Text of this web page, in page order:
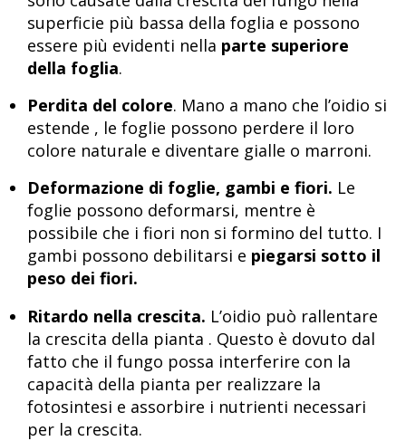
superficie più bassa della foglia e possono
essere più evidenti nella parte superiore
della foglia.
Perdita del colore. Mano a mano che l’oidio si
estende , le foglie possono perdere il loro
colore naturale e diventare gialle o marroni.
Deformazione di foglie, gambi e fiori. Le
foglie possono deformarsi, mentre è
possibile che i fiori non si formino del tutto. I
gambi possono debilitarsi e piegarsi sotto il
peso dei fiori.
Ritardo nella crescita. L’oidio può rallentare
la crescita della pianta . Questo è dovuto dal
fatto che il fungo possa interferire con la
capacità della pianta per realizzare la
fotosintesi e assorbire i nutrienti necessari
per la crescita.